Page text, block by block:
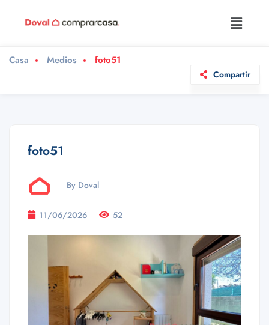
Casa Medios foto51
Compartir
foto51
By Doval
11/06/2026 52